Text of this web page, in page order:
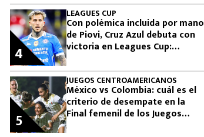
LEAGUES CUP
Con polémica incluida por mano
de Piovi, Cruz Azul debuta con
victoria en Leagues Cup:
4
JUEGOS CENTROAMERICANOS
México vs Colombia: cuál es el
criterio de desempate en la
Final femenil de los Juegos
5